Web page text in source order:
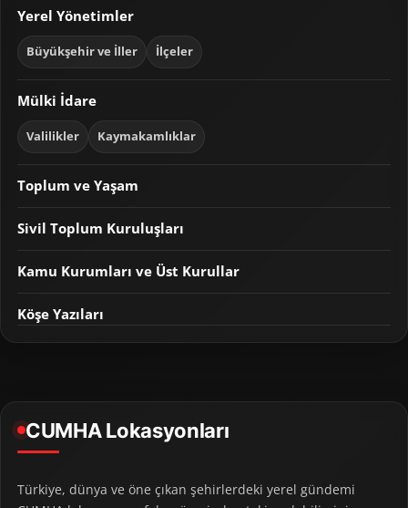
Yerel Yönetimler
Büyükşehir ve İller İlçeler
Mülki İdare
Valilikler Kaymakamlıklar
Toplum ve Yaşam
Sivil Toplum Kuruluşları
Kamu Kurumları ve Üst Kurullar
Köşe Yazıları
CUMHA Lokasyonları
Türkiye, dünya ve öne çıkan şehirlerdeki yerel gündemi